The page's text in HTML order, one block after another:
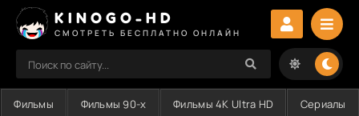
KINOGO-HD
СМОТРЕТЬ БЕСПЛАТНО ОНЛАЙН
Фильмы Фильмы 90-х Фильмы 4K Ultra HD Сериалы